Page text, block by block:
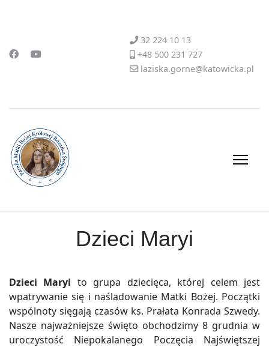
32 224 10 13
+48 500 231 727
laziska.gorne@katowicka.pl
Dzieci Maryi
Dzieci Maryi to grupa dziecięca, której celem jest
wpatrywanie się i naśladowanie Matki Bożej. Początki
wspólnoty sięgają czasów ks. Prałata Konrada Szwedy.
Nasze najważniejsze święto obchodzimy 8 grudnia w
uroczystość Niepokalanego Poczęcia Najświętszej